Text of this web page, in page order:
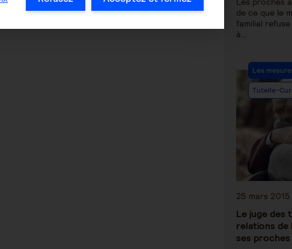
de ce que le
familial
à…
Les
Tutelle-
25 mars 2015
Le juge des
relations de
ses proches